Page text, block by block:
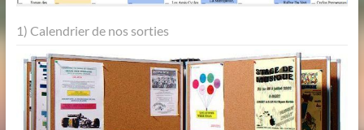
1) Calendrier de nos sorties